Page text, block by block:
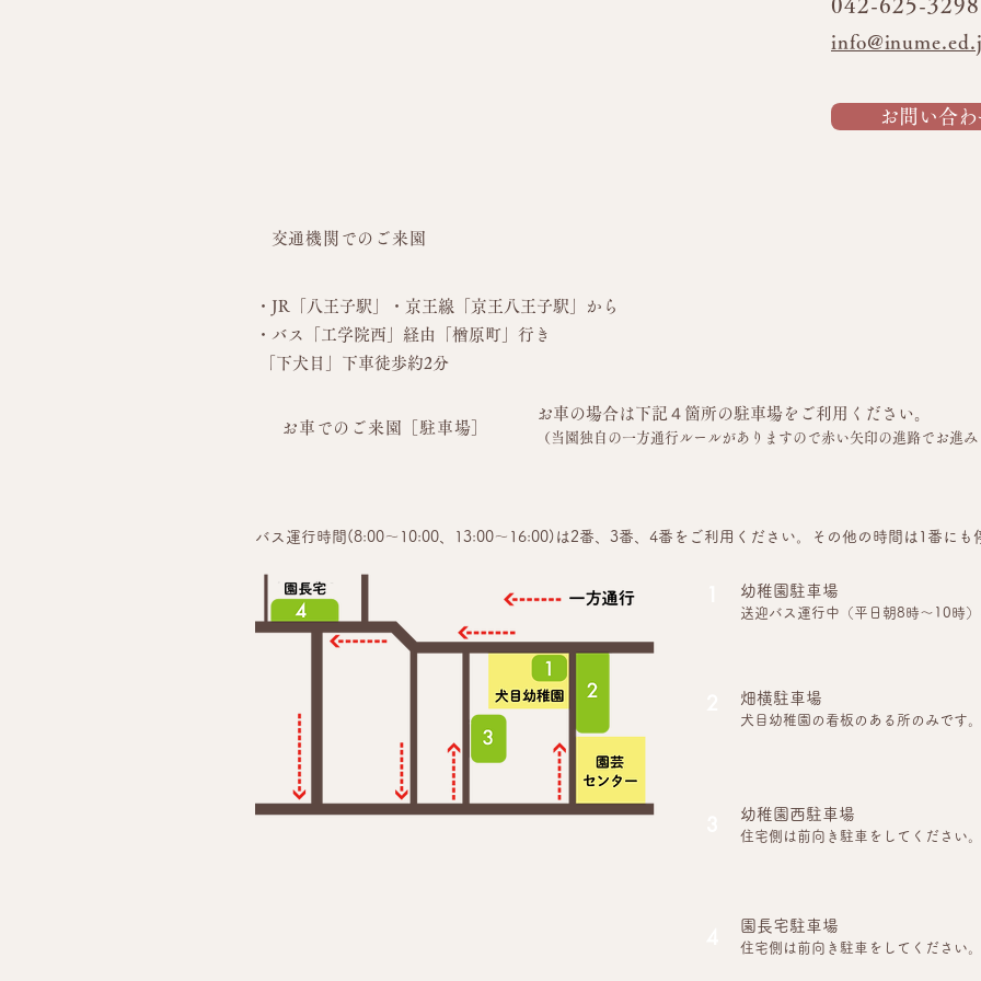
042-625-3298
お問い合わ
交通機関でのご来園
・JR「八王子駅」・京王線「 京王八王子駅」から
・バス
「工学院西」経由「楢原町」行き
「下犬目」下車徒歩約2分
お車でのご来園［駐車場］
お車の場合は下記４箇所の駐車場をご利用ください。
（当園独自の一方通行ルールがありますので赤い矢印の進路でお進み
バス運行時間(8:00～10:00、13:00～16:00)は2番、3番、4番をご利用ください。その他の時間は1番にも
幼稚園駐車場
送迎バス運行中（平日朝8時～10時
畑横駐車場
犬目幼稚園の看板のある所のみです。
幼稚園西駐車場
住宅側は前向き駐車をしてください。
園長宅駐車場
住宅側は前向き駐車をしてください。